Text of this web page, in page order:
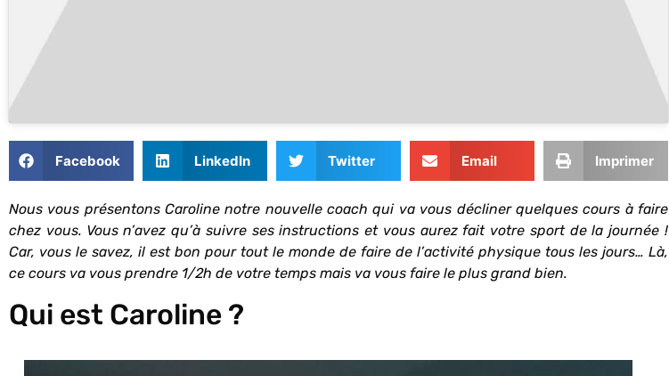
Facebook LinkedIn Twitter Email Imprimer
Nous vous présentons Caroline notre nouvelle coach qui va vous décliner quelques cours à faire
chez vous. Vous n’avez qu’à suivre ses instructions et vous aurez fait votre sport de la journée !
Car, vous le savez, il est bon pour tout le monde de faire de l’activité physique tous les jours… Là,
ce cours va vous prendre 1/2h de votre temps mais va vous faire le plus grand bien.
Qui est Caroline ?